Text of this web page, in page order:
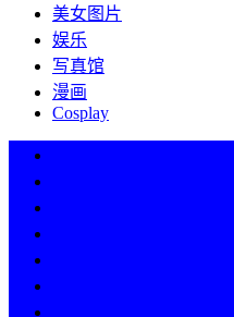
美女图片
娱乐
写真馆
漫画
Cosplay